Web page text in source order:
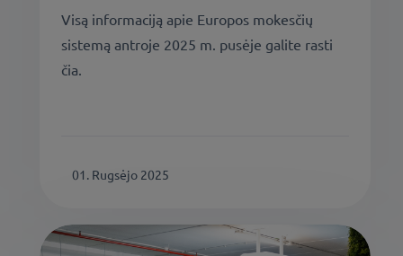
Visą informaciją apie Europos mokesčių
sistemą antroje 2025 m. pusėje galite rasti
čia.
01. Rugsėjo 2025